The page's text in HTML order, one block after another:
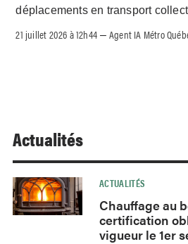
déplacements en transport
21 juillet 2026 à 12h44 –Agent IA Métro
Actualités
ACTUALITÉS
Chauffage au
certification
vigueur le 1er